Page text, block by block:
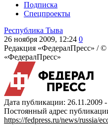
Подписка
Спецпроекты
Республика Тыва
26 ноября 2009, 12:24 0
Редакция «ФедералПресс» /©
«ФедералПресс»
Дата публикации: 26.11.2009
Постоянный адрес
https://fedpress.ru/news/russia/